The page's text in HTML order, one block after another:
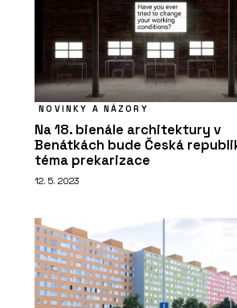
NOVINKY A NÁZORY
Na 18. bienále architektury v
Benátkách bude Česká
téma prekarizace
12. 5. 2023